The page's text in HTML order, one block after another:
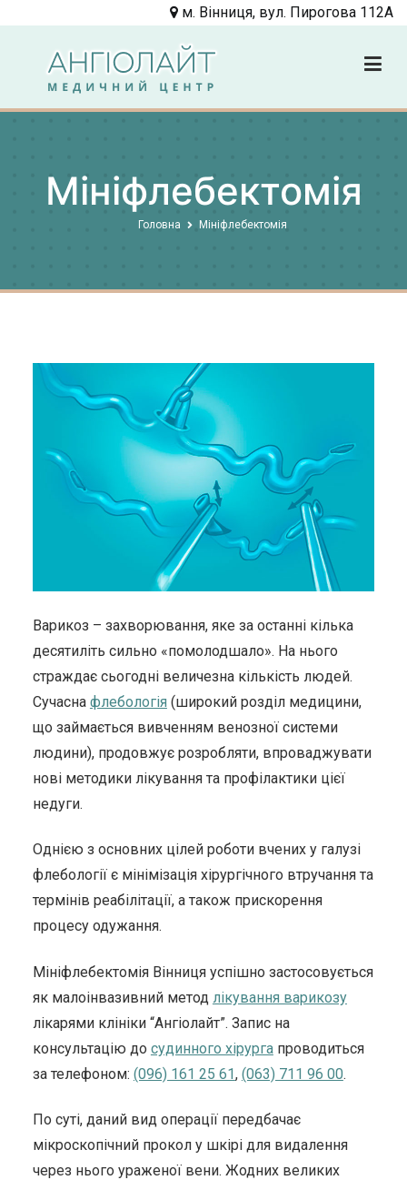
м. Вінниця, вул. Пирогова 112А
Angiolight
Клиника
Мініфлебектомія
Головна Мініфлебектомія
Варикоз – захворювання, яке за останні кілька
десятиліть сильно «помолодшало». На нього
страждає сьогодні величезна кількість людей.
Сучасна флебологія (широкий розділ медицини,
що займається вивченням венозної системи
людини), продовжує розробляти, впроваджувати
нові методики лікування та профілактики цієї
недуги.
Однією з основних цілей роботи вчених у галузі
флебології є мінімізація хірургічного втручання та
термінів реабілітації, а також прискорення
процесу одужання.
Мініфлебектомія Вінниця успішно застосовується
як малоінвазивний метод лікування варикозу
лікарями клініки “Ангіолайт”. Запис на
консультацію до судинного хірургапроводиться
за телефоном: (096) 161 25 61, (063) 711 96 00.
По суті, даний вид операції передбачає
мікроскопічний прокол у шкірі для видалення
через нього ураженої вени. Жодних великих